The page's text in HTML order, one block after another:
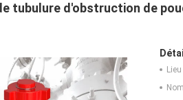
tubulure d'obstruction de